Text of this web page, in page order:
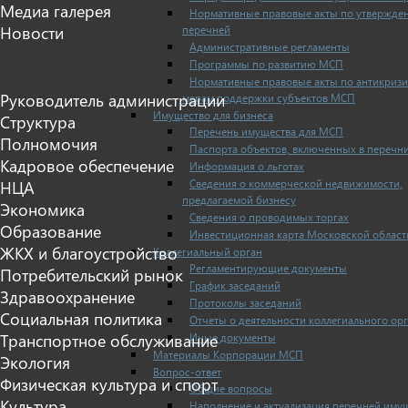
Нормативные правовые акты по
перечней
Административные регламенты
Программы по развитию МСП
Нормативные правовые акты по
мерам поддержки субъектов МСП
Имущество для бизнеса
Перечень имущества для МСП
Паспорта объектов, включенных в
Информация о льготах
Сведения о коммерческой недвижимости,
предлагаемой бизнесу
Сведения о проводимых торгах
Инвестиционная карта Московской
Коллегиальный орган
Регламентирующие документы
График заседаний
Протоколы заседаний
Отчеты о деятельности коллегиального
Иные документы
Материалы Корпорации МСП
Вопрос-ответ
Общие вопросы
Наполнение и актуализация перечней
Медиа галерея
Новости
Руководитель администрации
Структура
Полномочия
Кадровое обеспечение
НЦА
Экономика
Образование
ЖКХ и благоустройство
Потребительский рынок
Здравоохранение
Социальная политика
Транспортное обслуживание
Экология
Физическая культура и спорт